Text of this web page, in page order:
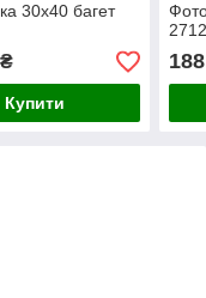
30х40 багет
Купити